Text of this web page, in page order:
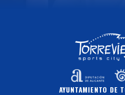
AYUNTAMIENTO DE